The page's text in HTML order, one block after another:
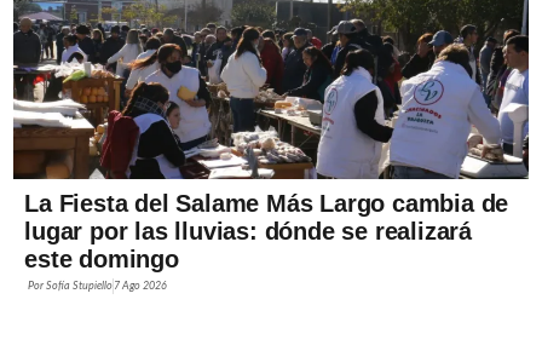
La Fiesta del Salame Más Largo cambia de
lugar por las lluvias: dónde se realizará
este domingo
PorSofía Stupiello 7 Ago 2026